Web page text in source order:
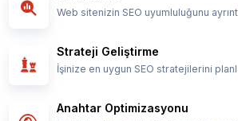
Web sitenizin SEO uyumluluğunu
Strateji Geliştirme
İşinize en uygun SEO stratejilerini
Anahtar Optimizasyonu